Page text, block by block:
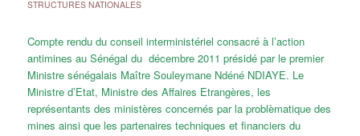
STRUCTURES NATIONALES
Compte rendu du conseil interministériel consacré à l’action
antimines au Sénégal du décembre 2011 présidé par le premier
Ministre sénégalais Maître Souleymane Ndéné NDIAYE. Le
Ministre d’Etat, Ministre des Affaires Etrangères, les
représentants des ministères concernés par la problèmatique des
mines ainsi que les partenaires techniques et financiers du